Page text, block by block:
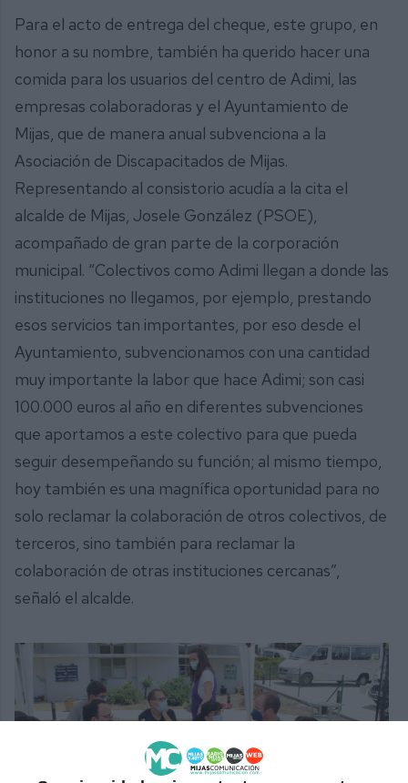
Para el acto de entrega del cheque, este grupo, en
honor a su nombre, también ha querido hacer una
comida para los usuarios del centro de Adimi, las
empresas colaboradoras y el Ayuntamiento de
Mijas, que de manera anual subvenciona a la
Asociación de Discapacitados de Mijas.
Representando al consistorio acudía a la cita el
alcalde de Mijas, Josele González (PSOE),
acompañado de gran parte de la corporación
municipal. “Colectivos como Adimi llegan a donde las
instituciones no llegamos, por ejemplo, prestando
esos servicios tan importantes, por eso desde el
Ayuntamiento, subvencionamos con una cantidad
muy importante la labor que hace Adimi; son casi
100.000 euros al año en diferentes subvenciones
que aportamos a este colectivo para que pueda
seguir desempeñando su función; al mismo tiempo,
hoy también es una magnífica oportunidad para no
solo reclamar la colaboración de otros colectivos, de
terceros, sino también para reclamar la
colaboración de otras instituciones cercanas”,
señaló el alcalde.